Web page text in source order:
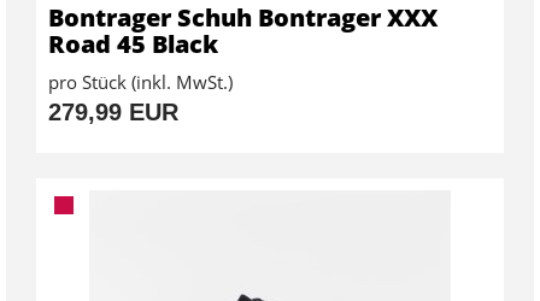
Bontrager Schuh Bontrager XXX
Road 45 Black
pro Stück (inkl. MwSt.)
279,99 EUR